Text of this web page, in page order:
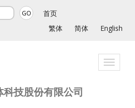
GO
首页
繁体
简体 English
Toggle
科技股份有限公司